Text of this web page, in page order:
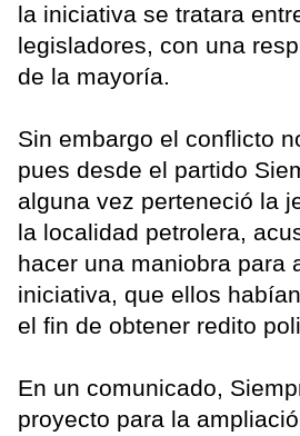
la iniciativa se tratara
legisladores, con una
de la mayoría.
Sin embargo el conflicto
pues desde el partido
alguna vez perteneció la
la localidad petrolera,
hacer una maniobra para
iniciativa, que ellos
el fin de obtener redito
En un comunicado,
proyecto para la